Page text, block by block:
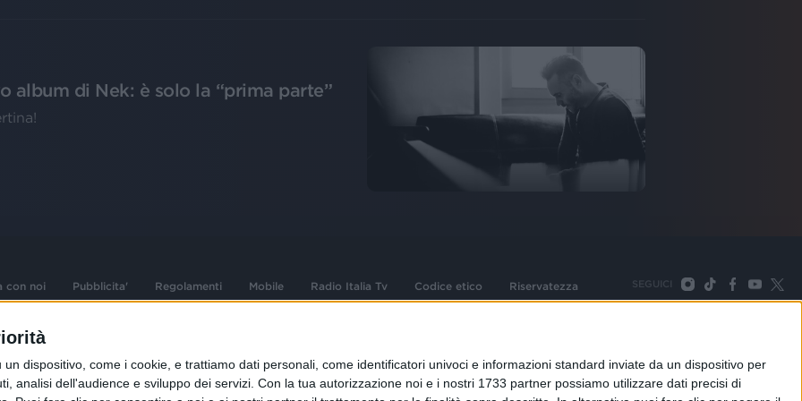
dispositivo, come i cookie, e trattiamo dati personali, come identificatori univoci e informazioni standard inviate da un dispositivo per
analisi dell'audience e sviluppo dei servizi. Con la tua autorizzazione noi e i nostri 1733 partner possiamo utilizzare dati precisi di
album di Nek: è solo la “prima parte”
con noi Pubblicita' Regolamenti Mobile Radio Italia Tv Codice etico Riservatezza SEGUICI
d'autore e dei diritti
e n° iscrizione
02 25444220